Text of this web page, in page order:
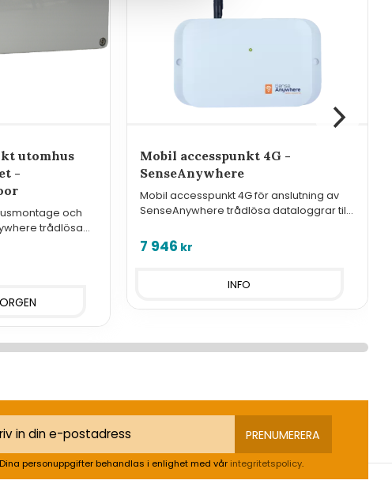
utomhus
-
och
trådlösa
Mobil accesspunkt 4G -
SenseAnywhere
Mobil accesspunkt 4G för anslutning av
SenseAnywhere trådlösa dataloggrar till
7 946 kr
INFO
PRENUMERERA
Dina personuppgifter behandlas i enlighet med vår integritetspolicy.